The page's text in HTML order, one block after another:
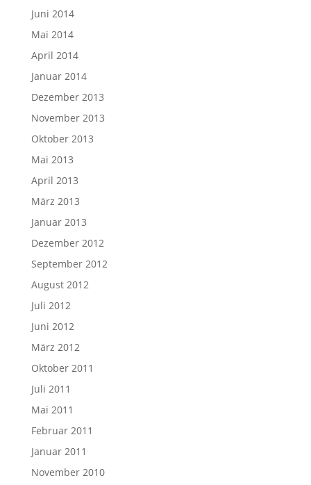
Juni 2014
Mai 2014
April 2014
Januar 2014
Dezember 2013
November 2013
Oktober 2013
Mai 2013
April 2013
März 2013
Januar 2013
Dezember 2012
September 2012
August 2012
Juli 2012
Juni 2012
März 2012
Oktober 2011
Juli 2011
Mai 2011
Februar 2011
Januar 2011
November 2010